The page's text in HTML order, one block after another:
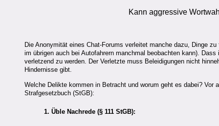
Kann aggressive
Die Anonymität eines Chat-Forums verleitet manche dazu, Dinge
im übrigen auch bei Autofahrern manchmal beobachten kann).
verletzend zu werden. Der Verletzte muss Beleidigungen nicht
Hindernisse gibt.
Welche Delikte kommen in Betracht und worum geht es dabei?
Strafgesetzbuch (StGB):
1. Üble Nachrede (§ 111 StGB):